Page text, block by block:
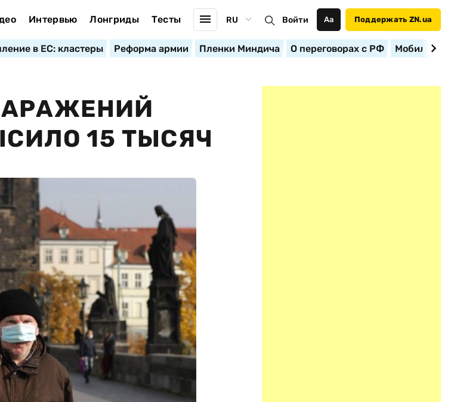
Интервью Лонгриды Тесты RU Войти Аа Поддержать ZN.ua
в ЕС: кластеры Реформа армии Пленки Миндича О переговорах с РФ
15 ТЫСЯЧ